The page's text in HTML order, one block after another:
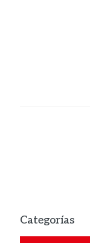
Categorías